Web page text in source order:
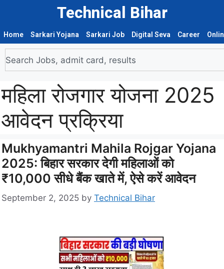
Technical Bihar
Home Sarkari Yojana Sarkari Job Digital Seva Career
महिला रोजगार योजना 2025
आवेदन प्रक्रिया
Mukhyamantri Mahila Rojgar Yojana
2025: बिहार सरकार देगी महिलाओं को
₹10,000 सीधे बैंक खाते में, ऐसे करें आवेदन
September 2, 2025 by Technical Bihar